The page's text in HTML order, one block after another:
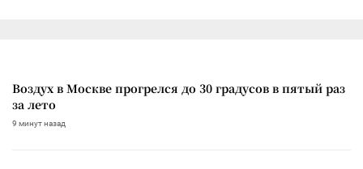
Воздух в Москве прогрелся до 30 градусов в пятый раз
за лето
9 минут назад